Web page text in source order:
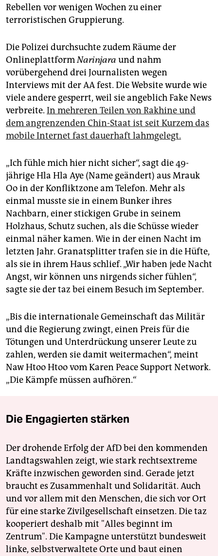
Rebellen vor wenigen Wochen zu einer
terroristischen Gruppierung.
Die Polizei durchsuchte zudem Räume der
OnlineplattformNarinjara und nahm
vorübergehend drei Journalisten wegen
Interviews mit der AA fest. Die Website wurde wie
viele andere gesperrt, weil sie angeblich Fake News
verbreite. In mehreren Teilen von Rakhine und
dem angrenzenden Chin-Staat ist seit Kurzem das
mobile Internet fast dauerhaft lahmgelegt.
„Ich fühle mich hier nicht sicher“, sagt die 49-
jährige Hla Hla Aye (Name geändert) aus Mrauk
Oo in der Konfliktzone am Telefon. Mehr als
einmal musste sie in einem Bunker ihres
Nachbarn, einer stickigen Grube in seinem
Holzhaus, Schutz suchen, als die Schüsse wieder
einmal näher kamen. Wie in der einen Nacht im
letzten Jahr. Granatsplitter trafen sie in die Hüfte,
als sie in ihrem Haus schlief. „Wir haben jede Nacht
Angst, wir können uns nirgends sicher fühlen“,
sagte sie der taz bei einem Besuch im September.
„Bis die internationale Gemeinschaft das Militär
und die Regierung zwingt, einen Preis für die
Tötungen und Unterdrückung unserer Leute zu
zahlen, werden sie damit weitermachen“, meint
Naw Htoo Htoo vom Karen Peace Support Network.
„Die Kämpfe müssen aufhören.“
Die Engagierten stärken
Der drohende Erfolg der AfD bei den kommenden
Landtagswahlen zeigt, wie stark rechtsextreme
Kräfte inzwischen geworden sind. Gerade jetzt
braucht es Zusammenhalt und Solidarität. Auch
und vor allem mit den Menschen, die sich vor Ort
für eine starke Zivilgesellschaft einsetzen. Die taz
kooperiert deshalb mit "Alles beginnt im
Zentrum". Die Kampagne unterstützt bundesweit
linke, selbstverwaltete Orte und baut einen